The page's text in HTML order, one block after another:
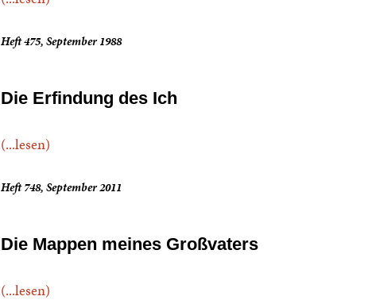
Heft 475, September 1988
Die Erfindung des Ich
(...lesen)
Heft 748, September 2011
Die Mappen meines Großvaters
(...lesen)